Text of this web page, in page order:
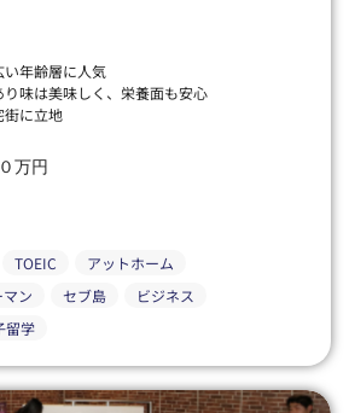
年齢層に人気
味は美味しく、栄養面も安心
に立地
万円
TOEIC
アットホーム
ン
セブ島
ビジネス
留学